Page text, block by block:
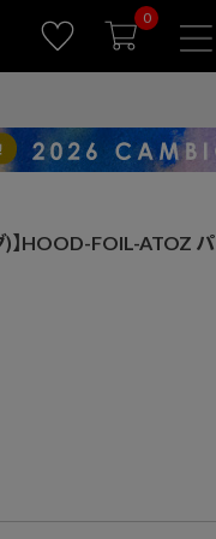
0
)】HOOD-FOIL-ATOZ パ